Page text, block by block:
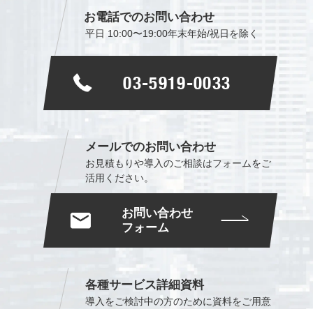
お電話でのお問い合わせ
平日 10:00〜19:00年末年始/祝日を除く
03-5919-0033
メールでのお問い合わせ
お見積もりや導入のご相談はフォームをご
活用ください。
お問い合わせ
フォーム
各種サービス詳細資料
導入をご検討中の方のために資料をご用意